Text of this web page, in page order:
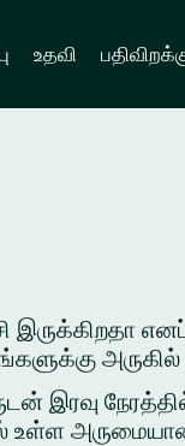
உதவி
நேரத்தில்
உள்ள